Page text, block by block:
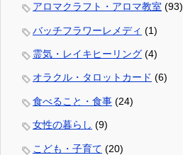
アロマクラフト・アロマ教室 (93)
バッチフラワーレメディ (1)
霊気・レイキヒーリング (4)
オラクル・タロットカード (6)
食べること・食事 (24)
女性の暮らし (9)
こども・子育て (20)